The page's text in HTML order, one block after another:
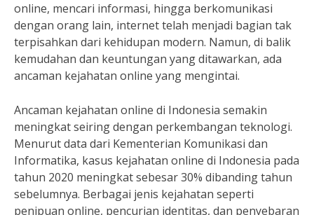
online, mencari informasi, hingga berkomunikasi
dengan orang lain, internet telah menjadi bagian tak
terpisahkan dari kehidupan modern. Namun, di balik
kemudahan dan keuntungan yang ditawarkan, ada
ancaman kejahatan online yang mengintai.
Ancaman kejahatan online di Indonesia semakin
meningkat seiring dengan perkembangan teknologi.
Menurut data dari Kementerian Komunikasi dan
Informatika, kasus kejahatan online di Indonesia pada
tahun 2020 meningkat sebesar 30% dibanding tahun
sebelumnya. Berbagai jenis kejahatan seperti
penipuan online, pencurian identitas, dan penyebaran